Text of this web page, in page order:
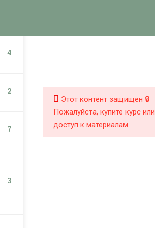
4
2
7
3
Этот контент защищен 🔒
Пожалуйста, купите курс или
доступ к материалам.
КНИГИ КУРСЫ